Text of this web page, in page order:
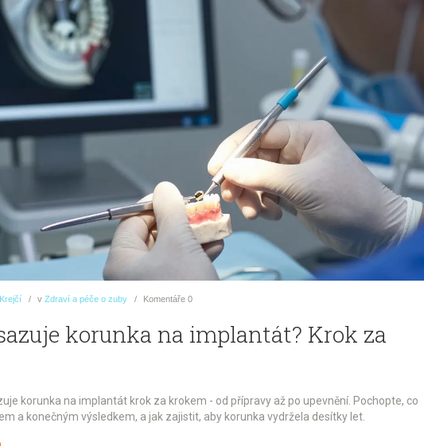
v Zdraví a péče o zuby Komentáře 0
korunka na implantát? Krok za
korunka na implantát krok za krokem - od přípravy až po upevnění. Pochopte, co
a konečným výsledkem, a jak zajistit, aby korunka vydržela desítky let.